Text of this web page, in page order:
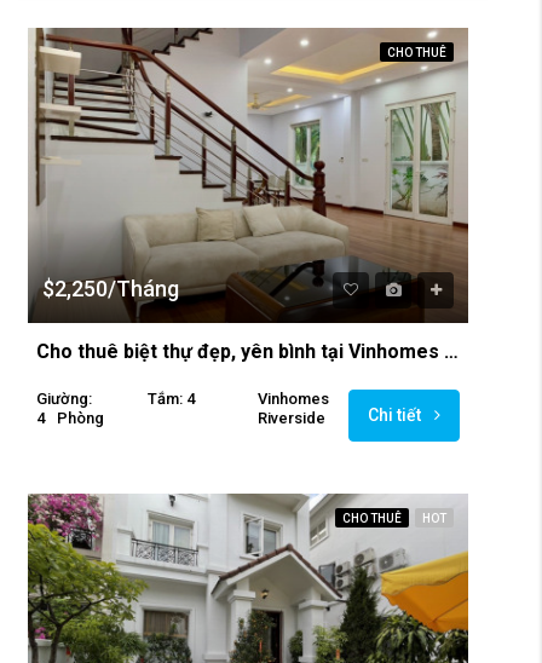
CHO THUÊ
$2,250/Tháng
Cho thuê biệt thự đẹp, yên bình tại Vinhomes Riverside
Giường:
4
Phòng
Tắm: 4
Vinhomes
Riverside
Chi tiết
CHO THUÊ HOT